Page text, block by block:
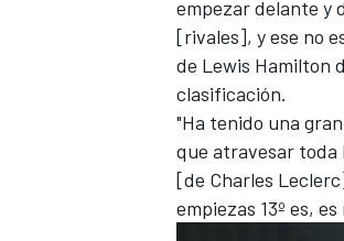
empezar delante y
[rivales], y ese no
de Lewis Hamilton
clasificación.
"Ha tenido una
que atravesar toda
[de Charles
empiezas 13º es,